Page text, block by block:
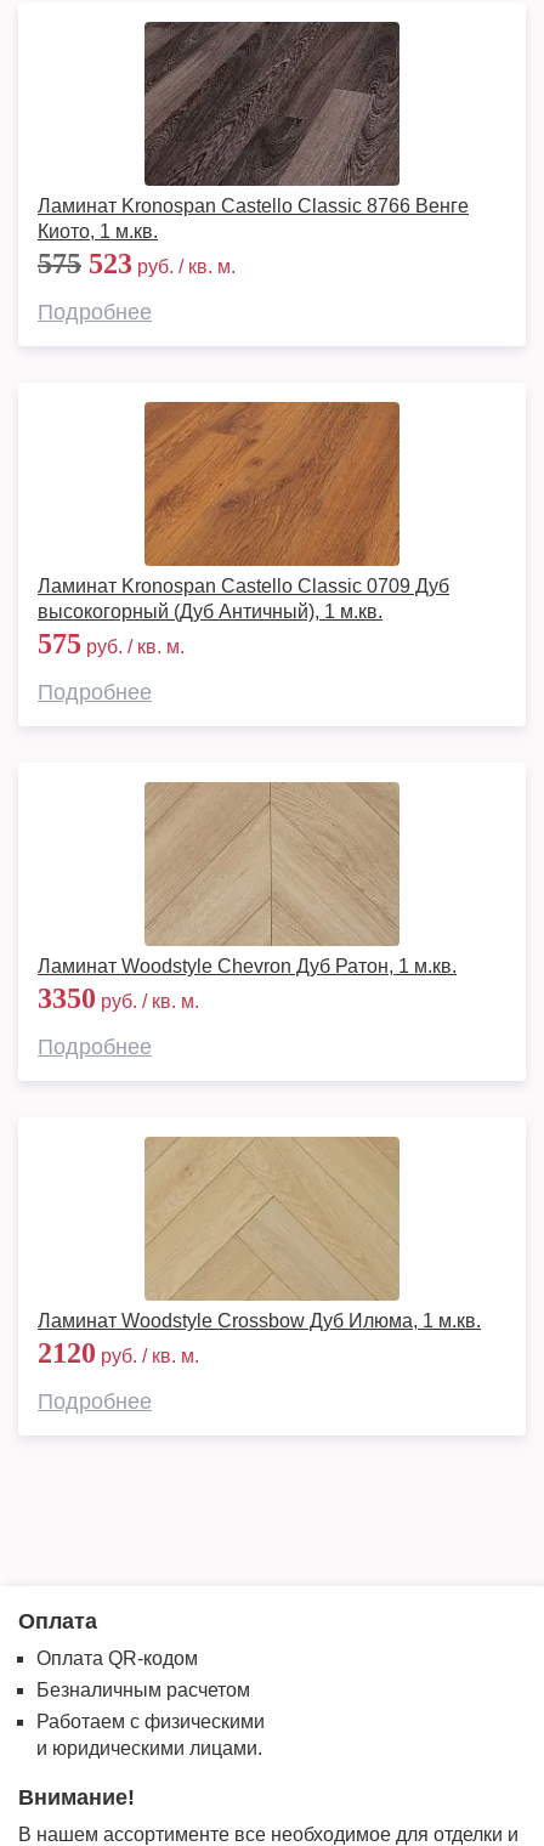
Ламинат Kronospan Castello Classic 8766 Венге
Киото, 1 м.кв.
575 523 руб. / кв. м.
Подробнее
Ламинат Kronospan Castello Classic 0709 Дуб
высокогорный (Дуб Античный), 1 м.кв.
575 руб. / кв. м.
Подробнее
Ламинат Woodstyle Chevron Дуб Ратон, 1 м.кв.
3350 руб. / кв. м.
Подробнее
Ламинат Woodstyle Crossbow Дуб Илюма, 1 м.кв.
2120 руб. / кв. м.
Подробнее
Оплата
Оплата QR-кодом
Безналичным расчетом
Работаем с физическими
и юридическими лицами.
Внимание!
В нашем ассортименте все необходимое для отделки и